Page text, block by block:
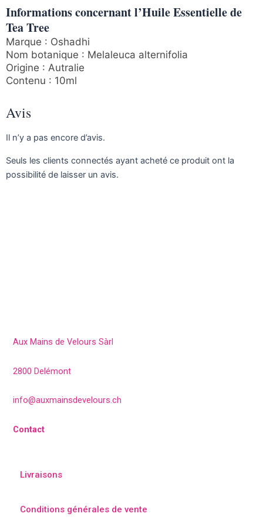
Informations concernant l’Huile Essentielle de
Tea Tree
Marque : Oshadhi
Nom botanique : Melaleuca alternifolia
Origine : Autralie
Contenu : 10ml
Avis
Il n’y a pas encore d’avis.
Seuls les clients connectés ayant acheté ce produit ont la
possibilité de laisser un avis.
Aux Mains de Velours Sàrl
2800 Delémont
info@auxmainsdevelours.ch
Contact
Livraisons
Conditions générales de vente